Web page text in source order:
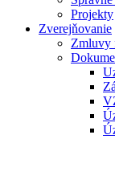
Projekty
Zverejňovanie
Zmluvy